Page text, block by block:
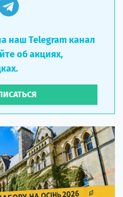
наш Telegram канал
об акциях,